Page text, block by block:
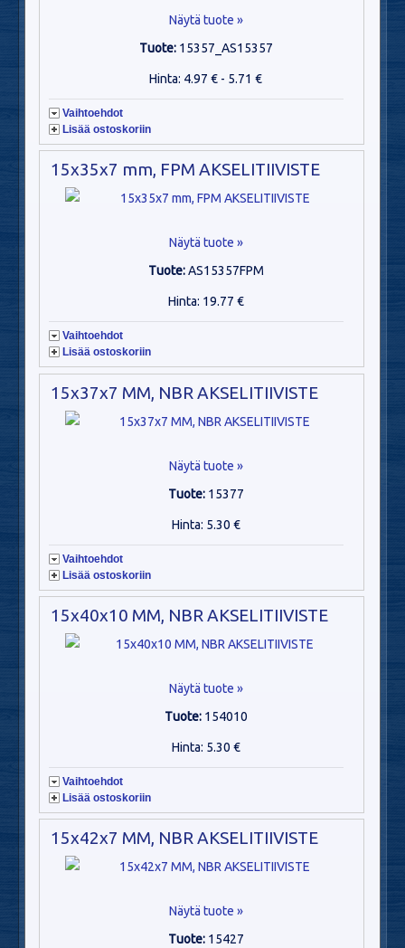
Näytä tuote »
Tuote: 15357_AS15357
Hinta: 4.97 € - 5.71 €
Vaihtoehdot
Lisää ostoskoriin
15x35x7 mm, FPM AKSELITIIVISTE
Näytä tuote »
Tuote:AS15357FPM
Hinta: 19.77 €
Vaihtoehdot
Lisää ostoskoriin
15x37x7 MM, NBR AKSELITIIVISTE
Näytä tuote »
Tuote: 15377
Hinta: 5.30 €
Vaihtoehdot
Lisää ostoskoriin
15x40x10 MM, NBR AKSELITIIVISTE
Näytä tuote »
Tuote: 154010
Hinta: 5.30 €
Vaihtoehdot
Lisää ostoskoriin
15x42x7 MM, NBR AKSELITIIVISTE
Näytä tuote »
Tuote: 15427